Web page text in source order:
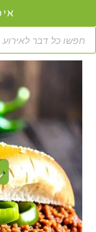
לתוכן
Products
search